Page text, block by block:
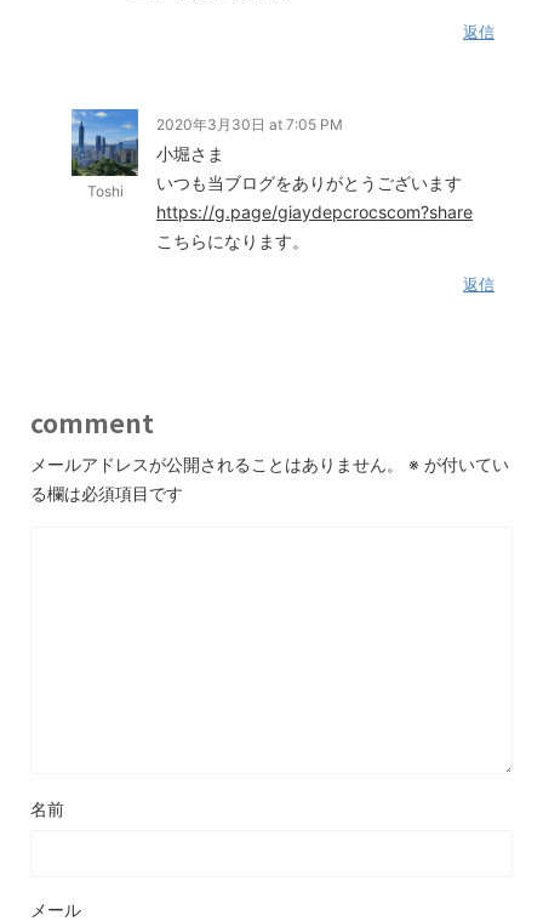
返信
Toshi
2020年3月30日 at 7:05 PM
小堀さま
いつも当ブログをありがとうございます
https://g.page/giaydepcrocscom?share
こちらになります。
返信
comment
メールアドレスが公開されることはありません。 ※ が付いてい
る欄は必須項目です
名前
メール